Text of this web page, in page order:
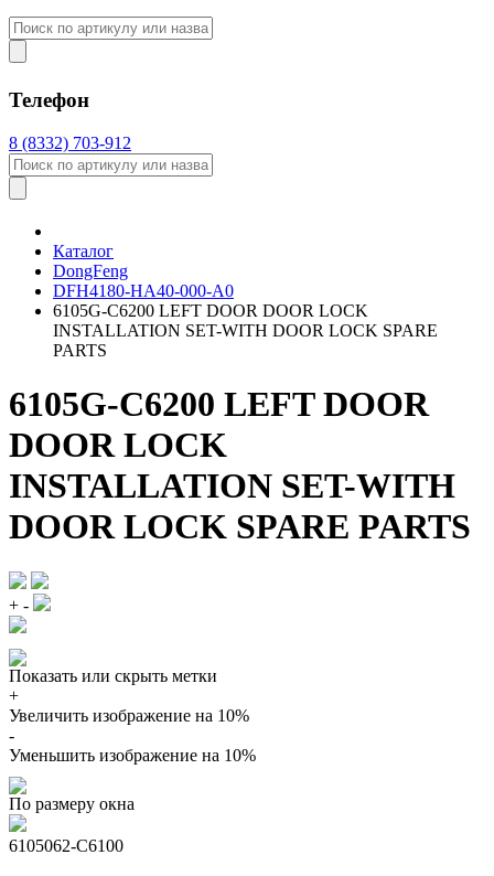
Телефон
8 (8332) 703-912
Каталог
DongFeng
DFH4180-HA40-000-A0
6105G-C6200 LEFT DOOR DOOR LOCK
INSTALLATION SET-WITH DOOR LOCK SPARE
PARTS
6105G-C6200 LEFT DOOR
DOOR LOCK
INSTALLATION SET-WITH
DOOR LOCK SPARE PARTS
+ -
Показать или скрыть метки
+
Увеличить изображение на 10%
-
Уменьшить изображение на 10%
По размеру окна
6105062-C6100